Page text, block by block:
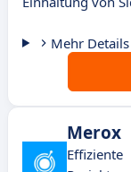
Mehr
Merox
Effiziente